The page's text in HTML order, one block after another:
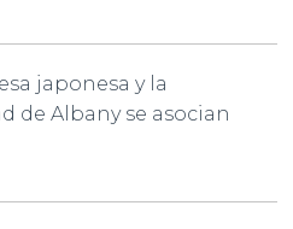
japonesa y la
de Albany se asocian